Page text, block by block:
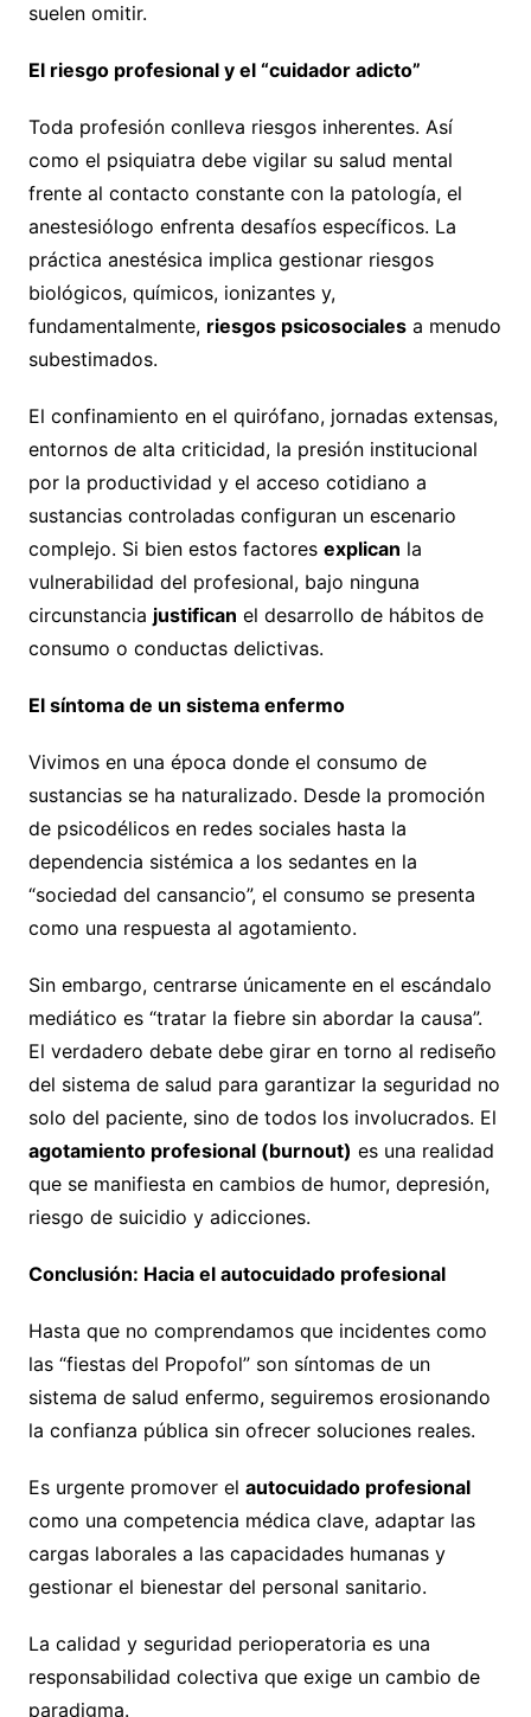
suelen omitir.
El riesgo profesional y el “cuidador adicto”
Toda profesión conlleva riesgos inherentes. Así
como el psiquiatra debe vigilar su salud mental
frente al contacto constante con la patología, el
anestesiólogo enfrenta desafíos específicos. La
práctica anestésica implica gestionar riesgos
biológicos, químicos, ionizantes y,
fundamentalmente, riesgos psicosocialesa menudo
subestimados.
El confinamiento en el quirófano, jornadas extensas,
entornos de alta criticidad, la presión institucional
por la productividad y el acceso cotidiano a
sustancias controladas configuran un escenario
complejo. Si bien estos factores explican la
vulnerabilidad del profesional, bajo ninguna
circunstancia justifican el desarrollo de hábitos de
consumo o conductas delictivas.
El síntoma de un sistema enfermo
Vivimos en una época donde el consumo de
sustancias se ha naturalizado. Desde la promoción
de psicodélicos en redes sociales hasta la
dependencia sistémica a los sedantes en la
“sociedad del cansancio”, el consumo se presenta
como una respuesta al agotamiento.
Sin embargo, centrarse únicamente en el escándalo
mediático es “tratar la fiebre sin abordar la causa”.
El verdadero debate debe girar en torno al rediseño
del sistema de salud para garantizar la seguridad no
solo del paciente, sino de todos los involucrados. El
agotamiento profesional (burnout) es una realidad
que se manifiesta en cambios de humor, depresión,
riesgo de suicidio y adicciones.
Conclusión: Hacia el autocuidado profesional
Hasta que no comprendamos que incidentes como
las “fiestas del Propofol” son síntomas de un
sistema de salud enfermo, seguiremos erosionando
la confianza pública sin ofrecer soluciones reales.
Es urgente promover el autocuidado profesional
como una competencia médica clave, adaptar las
cargas laborales a las capacidades humanas y
gestionar el bienestar del personal sanitario.
La calidad y seguridad perioperatoria es una
responsabilidad colectiva que exige un cambio de
paradigma.